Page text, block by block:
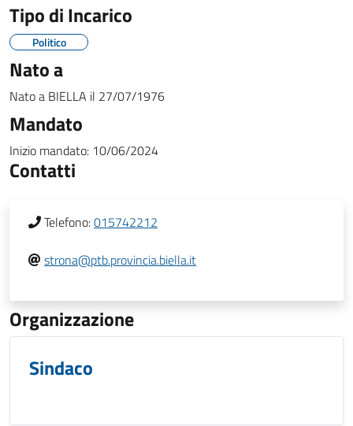
Tipo di Incarico
Politico
Nato a
Nato a BIELLA il 27/07/1976
Mandato
Inizio mandato: 10/06/2024
Contatti
Telefono:015742212
strona@ptb.provincia.biella.it
Organizzazione
Sindaco